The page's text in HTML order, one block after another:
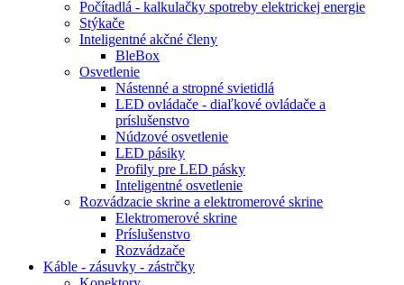
Počítadlá - kalkulačky spotreby elektrickej energie
Stýkače
Inteligentné akčné členy
BleBox
Osvetlenie
Nástenné a stropné svietidlá
LED ovládače - diaľkové ovládače a
príslušenstvo
Núdzové osvetlenie
LED pásiky
Profily pre LED pásky
Inteligentné osvetlenie
Rozvádzacie skrine a elektromerové skrine
Elektromerové skrine
Príslušenstvo
Rozvádzače
Káble - zásuvky - zástrčky